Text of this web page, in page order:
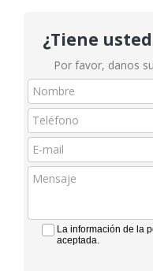
¿Tiene
Por favor, danos
La información de la
aceptada.